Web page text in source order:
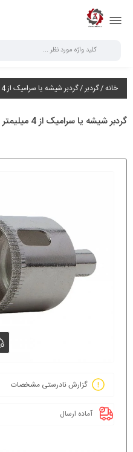
خانه/گردبر/ گردبر شیشه یا سرامیک از 4 میلیمتر الی 80 میلیمتر با برند ATM
گردبر شیشه یا سرامیک از 4 میلیمتر الی 80 میلیمتر با برند ATM
گزارش نادرستی مشخصات
آماده ارسال